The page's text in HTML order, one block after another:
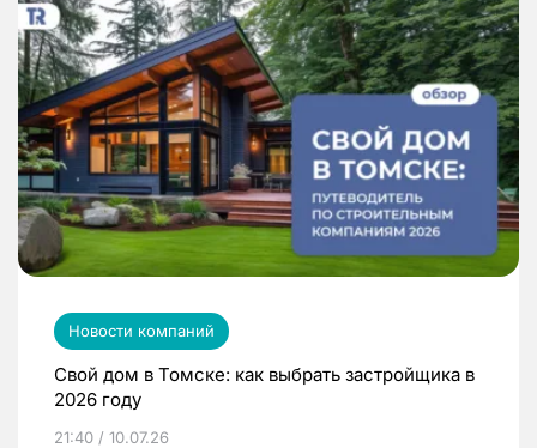
Новости компаний
Свой дом в Томске: как выбрать застройщика в
2026 году
21:40 / 10.07.26